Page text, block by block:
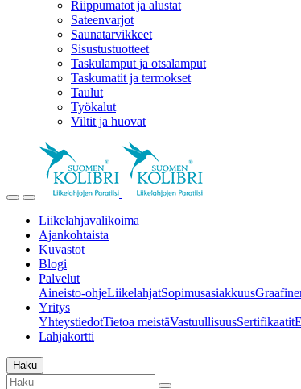
Riippumatot ja alustat
Sateenvarjot
Saunatarvikkeet
Sisustustuotteet
Taskulamput ja otsalamput
Taskumatit ja termokset
Taulut
Työkalut
Viltit ja huovat
Liikelahjavalikoima
Ajankohtaista
Kuvastot
Blogi
Palvelut
Aineisto-ohjeLiikelahjatSopimusasiakkuus
Yritys
YhteystiedotTietoa meistäVastuullisuusSertifikaatit
Lahjakortti
Haku